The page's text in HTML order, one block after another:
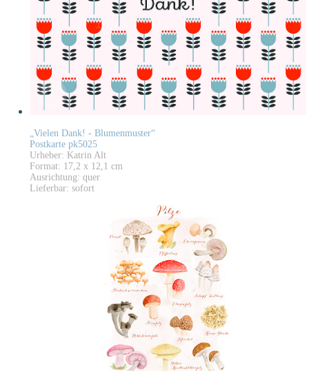
„Vielen Dank! - Blumenmuster“
Postkarte pk5025
Urheber: Katrin Alt
Format: 17,2 x 12,1 cm
Ausrichtung: quer
Lieferbar: sofort